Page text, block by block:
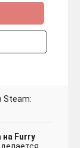
Steam:
на Furry